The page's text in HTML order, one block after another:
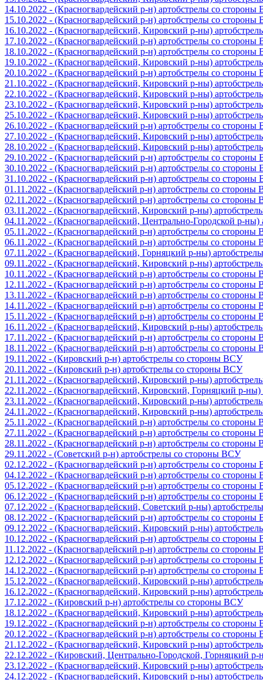
14.10.2022 - (Красногвардейский р-н) артобстрелы со
15.10.2022 - (Красногвардейский р-н) артобстрелы со
16.10.2022 - (Красногвардейский, Кировский р-ны)
17.10.2022 - (Красногвардейский р-н) артобстрелы со
18.10.2022 - (Красногвардейский р-н) артобстрелы со
19.10.2022 - (Красногвардейский, Кировский р-ны)
20.10.2022 - (Красногвардейский р-н) артобстрелы со
21.10.2022 - (Красногвардейский, Кировский р-ны)
22.10.2022 - (Красногвардейский, Кировский р-ны)
23.10.2022 - (Красногвардейский, Кировский р-ны)
25.10.2022 - (Красногвардейский, Кировский р-ны)
26.10.2022 - (Красногвардейский р-н) артобстрелы со
27.10.2022 - (Красногвардейский, Кировский р-ны)
28.10.2022 - (Красногвардейский, Кировский р-ны)
29.10.2022 - (Красногвардейский р-н) артобстрелы со
30.10.2022 - (Красногвардейский р-н) артобстрелы со
31.10.2022 - (Красногвардейский р-н) артобстрелы со
01.11.2022 - (Красногвардейский р-н) артобстрелы со стороны
02.11.2022 - (Красногвардейский р-н) артобстрелы со стороны
03.11.2022 - (Красногвардейский, Кировский р-ны)
04.11.2022 - (Красногвардейский, Центрально-Городской р-
05.11.2022 - (Красногвардейский р-н) артобстрелы со стороны
06.11.2022 - (Красногвардейский р-н) артобстрелы со стороны
07.11.2022 - (Красногвардейский, Горняцкий р-ны)
09.11.2022 - (Красногвардейский, Кировский р-ны)
10.11.2022 - (Красногвардейский р-н) артобстрелы со стороны
12.11.2022 - (Красногвардейский р-н) артобстрелы со стороны
13.11.2022 - (Красногвардейский р-н) артобстрелы со стороны
14.11.2022 - (Красногвардейский р-н) артобстрелы со стороны
15.11.2022 - (Красногвардейский р-н) артобстрелы со стороны
16.11.2022 - (Красногвардейский, Кировский р-ны)
17.11.2022 - (Красногвардейский р-н) артобстрелы со стороны
18.11.2022 - (Красногвардейский р-н) артобстрелы со стороны
19.11.2022 - (Кировский р-н) артобстрелы со стороны ВСУ
20.11.2022 - (Кировский р-н) артобстрелы со стороны ВСУ
21.11.2022 - (Красногвардейский, Кировский р-ны)
22.11.2022 - (Красногвардейский, Кировский, Горняцкий р-
23.11.2022 - (Красногвардейский, Кировский р-ны)
24.11.2022 - (Красногвардейский, Кировский р-ны)
25.11.2022 - (Красногвардейский р-н) артобстрелы со стороны
27.11.2022 - (Красногвардейский р-н) артобстрелы со стороны
28.11.2022 - (Красногвардейский р-н) артобстрелы со стороны
29.11.2022 - (Советский р-н) артобстрелы со стороны ВСУ
02.12.2022 - (Красногвардейский р-н) артобстрелы со
04.12.2022 - (Красногвардейский р-н) артобстрелы со
05.12.2022 - (Красногвардейский р-н) артобстрелы со
06.12.2022 - (Красногвардейский р-н) артобстрелы со
07.12.2022 - (Красногвардейский, Советский р-ны)
08.12.2022 - (Красногвардейский р-н) артобстрелы со
09.12.2022 - (Красногвардейский, Кировский р-ны)
10.12.2022 - (Красногвардейский р-н) артобстрелы со
11.12.2022 - (Красногвардейский р-н) артобстрелы со стороны
12.12.2022 - (Красногвардейский р-н) артобстрелы со
14.12.2022 - (Красногвардейский р-н) артобстрелы со
15.12.2022 - (Красногвардейский, Кировский р-ны)
16.12.2022 - (Красногвардейский, Кировский р-ны)
17.12.2022 - (Кировский р-н) артобстрелы со стороны ВСУ
18.12.2022 - (Красногвардейский, Кировский р-ны)
19.12.2022 - (Красногвардейский р-н) артобстрелы со
20.12.2022 - (Красногвардейский р-н) артобстрелы со
21.12.2022 - (Красногвардейский, Кировский р-ны)
22.12.2022 - (Кировский, Центрально-Городской, Горняцкий
23.12.2022 - (Красногвардейский, Кировский р-ны)
24.12.2022 - (Красногвардейский, Кировский р-ны)